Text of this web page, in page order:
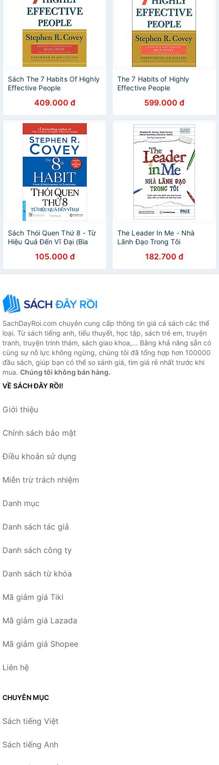
Sách The 7 Habits Of Highly
Effective People
409.000 đ
The 7 Habits of Highly
Effective People
599.000 đ
Sách Thói Quen Thứ 8 - Từ
Hiệu Quả Đến Vĩ Đại (Bìa
105.000 đ
The Leader In Me - Nhà
Lãnh Đạo Trong Tôi
182.700 đ
SachDayRoi.com chuyên cung cấp thông tin giá cả sách các thể
loại. Từ sách tiếng anh, tiểu thuyết, học tập, sách trẻ em, truyện
tranh, truyện trinh thám, sách giao khoa,... Bằng khả năng sẵn có
cùng sự nỗ lực không ngừng, chúng tôi đã tổng hợp hơn 100000
đầu sách, giúp bạn có thể so sánh giá, tìm giá rẻ nhất trước khi
mua. Chúng tôi không bán hàng.
VỀ SÁCH ĐÂY RỒI!
Giới thiệu
Chính sách bảo mật
Điều khoản sử dụng
Miễn trừ trách nhiệm
Danh mục
Danh sách tác giả
Danh sách công ty
Danh sách từ khóa
Mã giảm giá Tiki
Mã giảm giá Lazada
Mã giảm giá Shopee
Liên hệ
CHUYÊN MỤC
Sách tiếng Việt
Sách tiếng Anh